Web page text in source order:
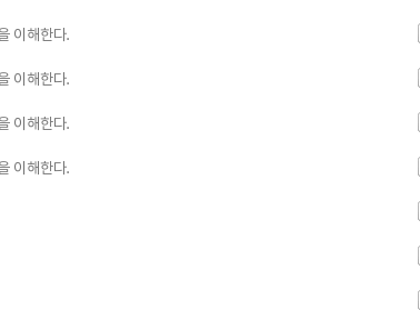
이해한다.
이해한다.
이해한다.
이해한다.